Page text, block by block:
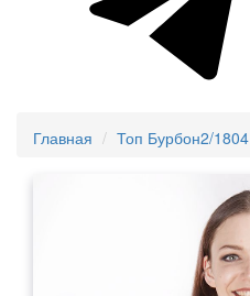
Главная Топ Бурбон2/1804